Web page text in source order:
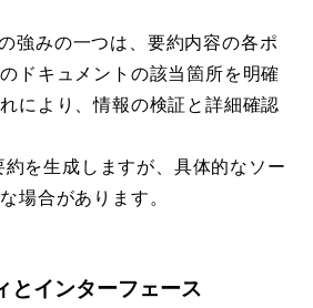
強みの一つは、要約内容の各ポ
ドキュメントの該当箇所を明確
により、情報の検証と詳細確認
を生成しますが、具体的なソー
場合があります。
とインターフェース